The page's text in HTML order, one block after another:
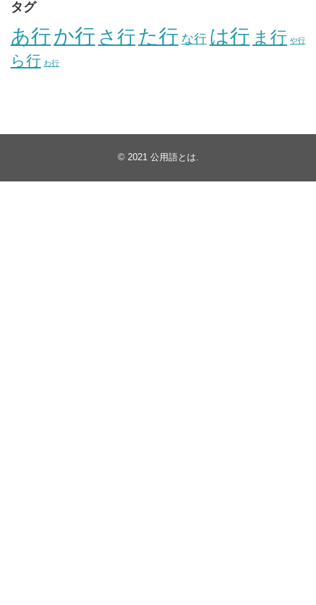
タグ
あ行か行 さ行た行 な行 は行 ま行 や行
ら行 わ行
© 2021 公用語とは.